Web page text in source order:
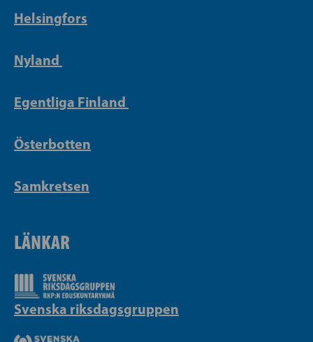
Helsingfors
Nyland
Egentliga Finland
Österbotten
Samkretsen
LÄNKAR
Svenska riksdagsgruppen